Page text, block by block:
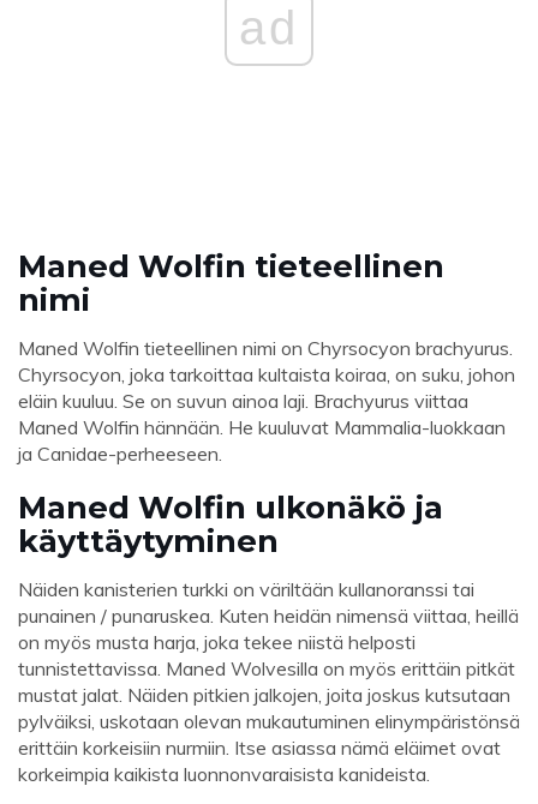
ad
Maned Wolfin tieteellinen
nimi
Maned Wolfin tieteellinen nimi on Chyrsocyon brachyurus.
Chyrsocyon, joka tarkoittaa kultaista koiraa, on suku, johon
eläin kuuluu. Se on suvun ainoa laji. Brachyurus viittaa
Maned Wolfin hännään. He kuuluvat Mammalia-luokkaan
ja Canidae-perheeseen.
Maned Wolfin ulkonäkö ja
käyttäytyminen
Näiden kanisterien turkki on väriltään kullanoranssi tai
punainen / punaruskea. Kuten heidän nimensä viittaa, heillä
on myös musta harja, joka tekee niistä helposti
tunnistettavissa. Maned Wolvesilla on myös erittäin pitkät
mustat jalat. Näiden pitkien jalkojen, joita joskus kutsutaan
pylväiksi, uskotaan olevan mukautuminen elinympäristönsä
erittäin korkeisiin nurmiin. Itse asiassa nämä eläimet ovat
korkeimpia kaikista luonnonvaraisista kanideista.